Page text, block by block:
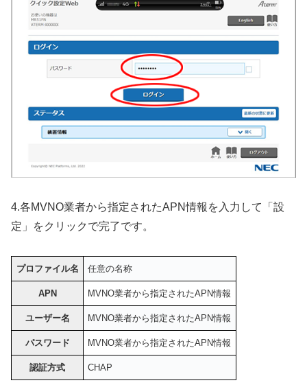
4.各MVNO業者から指定されたAPN情報を入力して「設
定」をクリックで完了です。
プロファイル名 任意の名称
APN MVNO業者から指定されたAPN情報
ユーザー名 MVNO業者から指定されたAPN情報
パスワード MVNO業者から指定されたAPN情報
認証方式 CHAP